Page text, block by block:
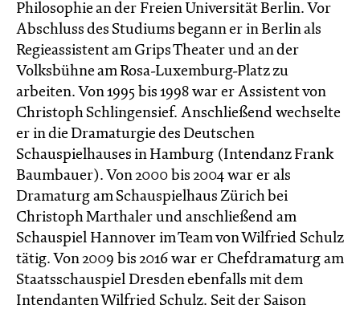
Philosophie an der Freien Universität Berlin. Vor
Abschluss des Studiums begann er in Berlin als
Regieassistent am Grips Theater und an der
Volksbühne am Rosa-Luxemburg-Platz zu
arbeiten. Von 1995 bis 1998 war er Assistent von
Christoph Schlingensief. Anschließend wechselte
er in die Dramaturgie des Deutschen
Schauspielhauses in Hamburg (Intendanz Frank
Baumbauer). Von 2000 bis 2004 war er als
Dramaturg am Schauspielhaus Zürich bei
Christoph Marthaler und anschließend am
Schauspiel Hannover im Team von Wilfried Schulz
tätig. Von 2009 bis 2016 war er Chefdramaturg am
Staatsschauspiel Dresden ebenfalls mit dem
Intendanten Wilfried Schulz. Seit der Saison